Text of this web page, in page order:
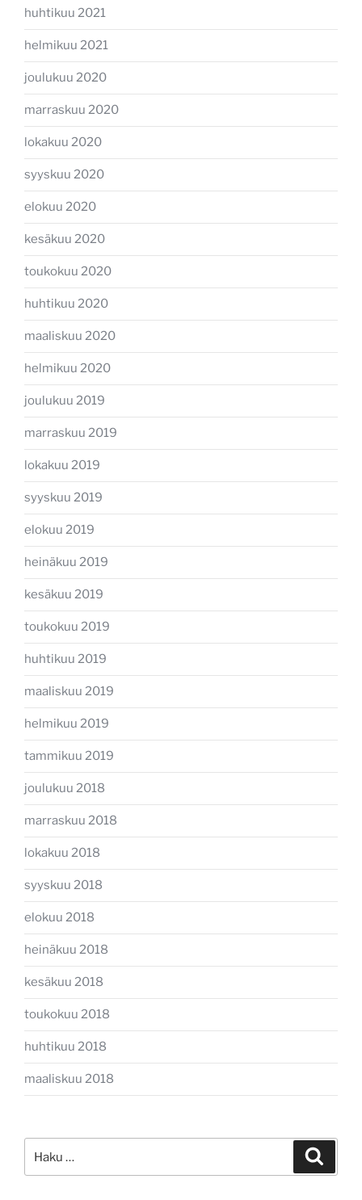
huhtikuu 2021
helmikuu 2021
joulukuu 2020
marraskuu 2020
lokakuu 2020
syyskuu 2020
elokuu 2020
kesäkuu 2020
toukokuu 2020
huhtikuu 2020
maaliskuu 2020
helmikuu 2020
joulukuu 2019
marraskuu 2019
lokakuu 2019
syyskuu 2019
elokuu 2019
heinäkuu 2019
kesäkuu 2019
toukokuu 2019
huhtikuu 2019
maaliskuu 2019
helmikuu 2019
tammikuu 2019
joulukuu 2018
marraskuu 2018
lokakuu 2018
syyskuu 2018
elokuu 2018
heinäkuu 2018
kesäkuu 2018
toukokuu 2018
huhtikuu 2018
maaliskuu 2018